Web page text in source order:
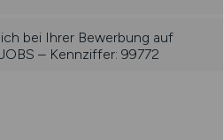
bei Ihrer Bewerbung auf
– Kennziffer: 99772